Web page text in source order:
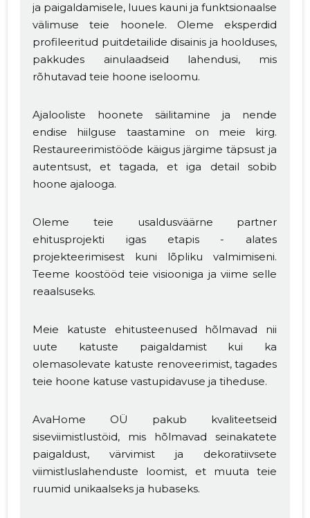
ja paigaldamisele, luues kauni ja funktsionaalse
välimuse teie hoonele. Oleme eksperdid
profileeritud puitdetailide disainis ja hoolduses,
pakkudes ainulaadseid lahendusi, mis
rõhutavad teie hoone iseloomu.
Ajalooliste hoonete säilitamine ja nende
endise hiilguse taastamine on meie kirg.
Restaureerimistööde käigus järgime täpsust ja
autentsust, et tagada, et iga detail sobib
hoone ajalooga.
Oleme teie usaldusväärne partner
ehitusprojekti igas etapis - alates
projekteerimisest kuni lõpliku valmimiseni.
Teeme koostööd teie visiooniga ja viime selle
reaalsuseks.
Meie katuste ehitusteenused hõlmavad nii
uute katuste paigaldamist kui ka
olemasolevate katuste renoveerimist, tagades
teie hoone katuse vastupidavuse ja tiheduse.
AvaHome OÜ pakub kvaliteetseid
siseviimistlustöid, mis hõlmavad seinakatete
paigaldust, värvimist ja dekoratiivsete
viimistluslahenduste loomist, et muuta teie
ruumid unikaalseks ja hubaseks.
Muuda pildi
kirjeldust